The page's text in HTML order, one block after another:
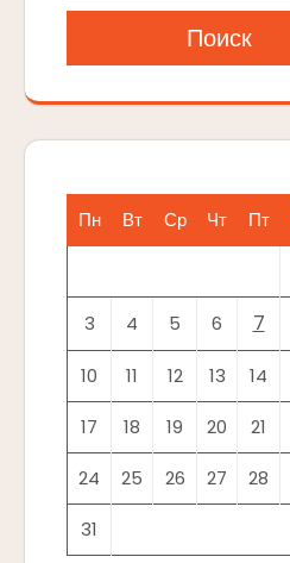
Поиск
Пн Вт Ср Чт Пт
3 4 5 6 7
10 11 12 13 14
17 18 19 20 21
24 25 26 27 28
31